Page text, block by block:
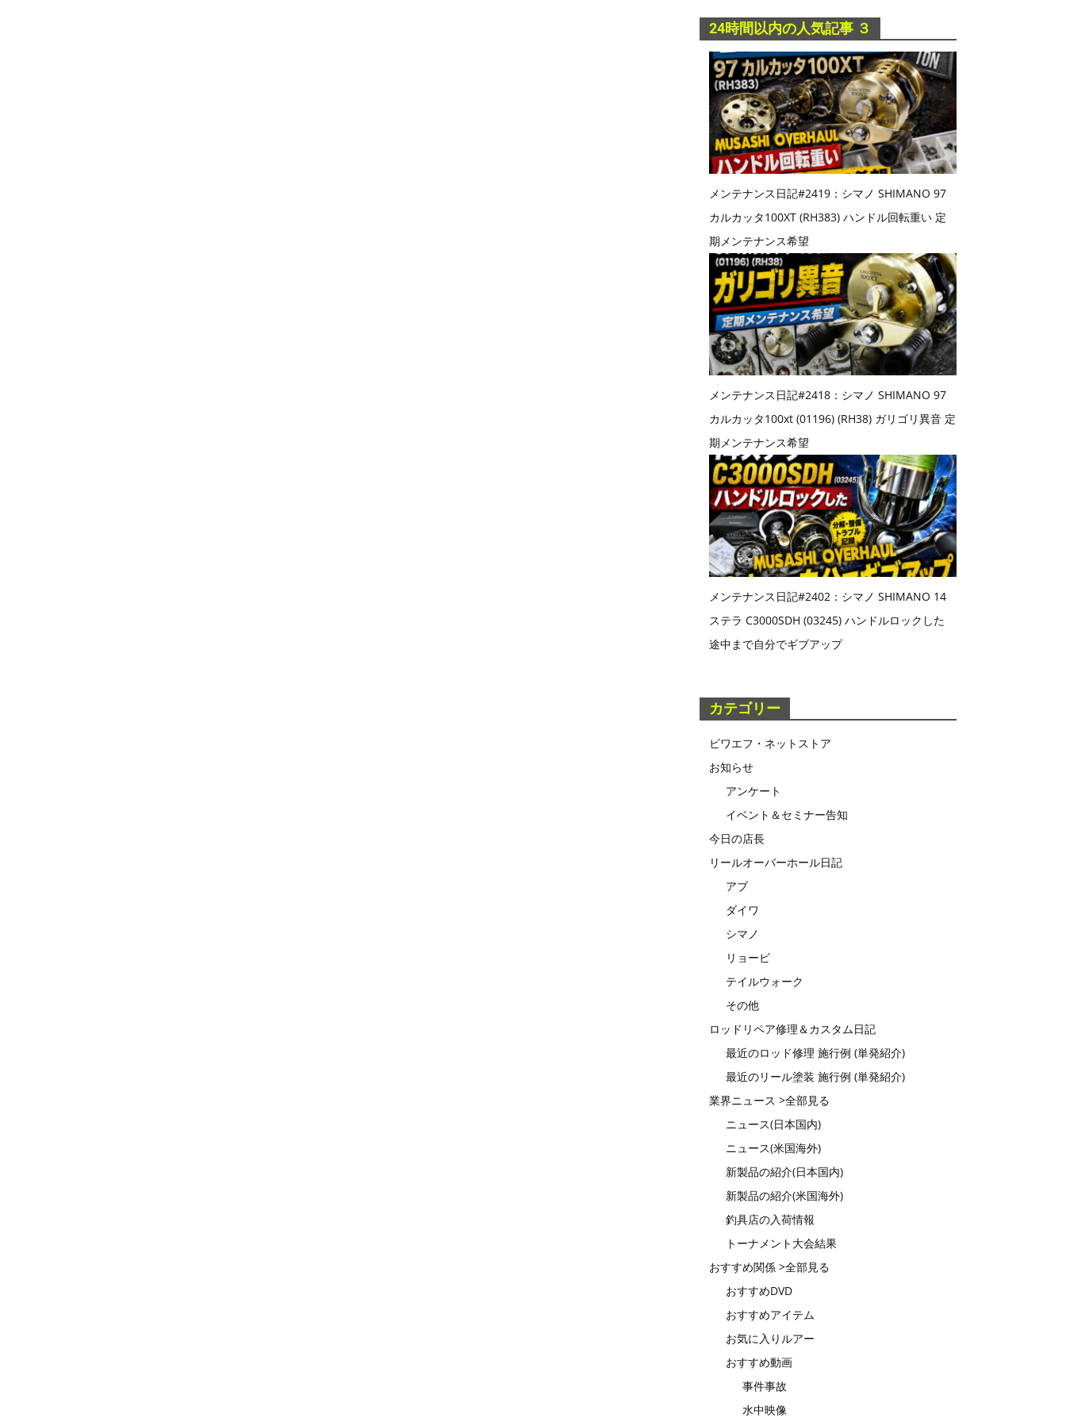
24時間以内の人気記事 ３
メンテナンス日記#2419：シマノ SHIMANO 97
カルカッタ100XT (RH383) ハンドル回転重い 定
期メンテナンス希望
メンテナンス日記#2418：シマノ SHIMANO 97
カルカッタ100xt (01196) (RH38) ガリゴリ異音 定
期メンテナンス希望
メンテナンス日記#2402：シマノ SHIMANO 14
ステラ C3000SDH (03245) ハンドルロックした
途中まで自分でギブアップ
カテゴリー
ビワエフ・ネットストア
お知らせ
アンケート
イベント＆セミナー告知
今日の店長
リールオーバーホール日記
アブ
ダイワ
シマノ
リョービ
テイルウォーク
その他
ロッドリペア修理＆カスタム日記
最近のロッド修理 施行例 (単発紹介)
最近のリール塗装 施行例 (単発紹介)
業界ニュース >全部見る
ニュース(日本国内)
ニュース(米国海外)
新製品の紹介(日本国内)
新製品の紹介(米国海外)
釣具店の入荷情報
トーナメント大会結果
おすすめ関係 >全部見る
おすすめDVD
おすすめアイテム
お気に入りルアー
おすすめ動画
事件事故
水中映像